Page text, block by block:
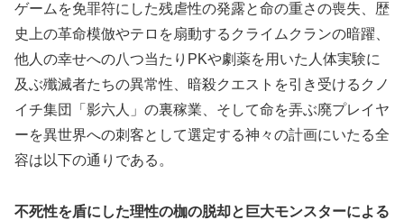
ゲームを免罪符にした残虐性の発露と命の重さの喪失、歴
史上の革命模倣やテロを扇動するクライムクランの暗躍、
他人の幸せへの八つ当たりPKや劇薬を用いた人体実験に
及ぶ殲滅者たちの異常性、暗殺クエストを引き受けるクノ
イチ集団「影六人」の裏稼業、そして命を弄ぶ廃プレイヤ
ーを異世界への刺客として選定する神々の計画にいたる全
容は以下の通りである。
不死性を盾にした理性の枷の脱却と巨大モンスターによる